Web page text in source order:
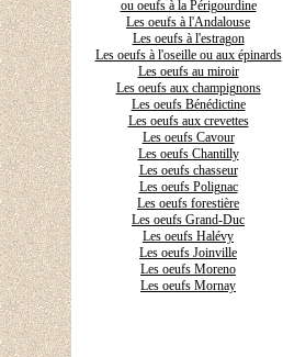
ou oeufs à la Périgourdine
Les oeufs à l'Andalouse
Les oeufs à l'estragon
Les oeufs à l'oseille ou aux épinards
Les oeufs au miroir
Les oeufs aux champignons
Les oeufs Bénédictine
Les oeufs aux crevettes
Les oeufs Cavour
Les oeufs Chantilly
Les oeufs chasseur
Les oeufs Polignac
Les oeufs forestière
Les oeufs Grand-Duc
Les oeufs Halévy
Les oeufs Joinville
Les oeufs Moreno
Les oeufs Mornay